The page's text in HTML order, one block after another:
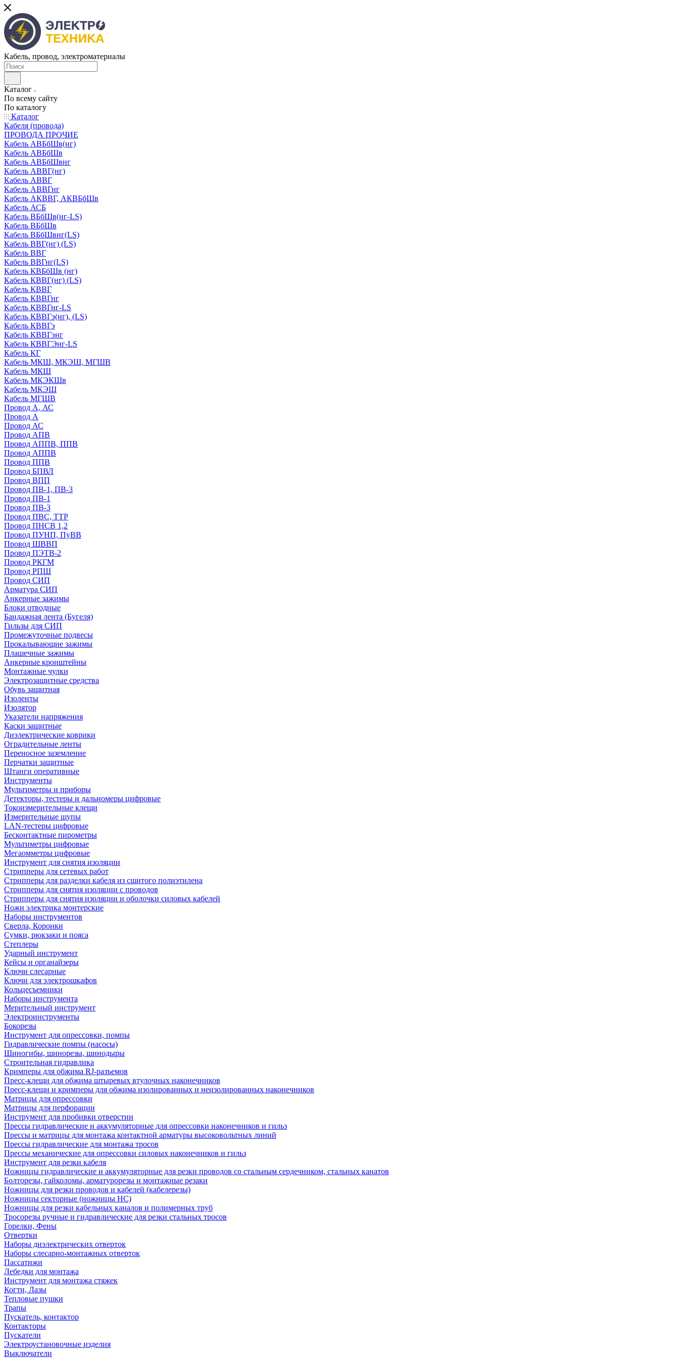
Кабель, провод, электроматериалы
Каталог
По всему сайту
По каталогу
Каталог
Кабеля (провода)
ПРОВОДА ПРОЧИЕ
Кабель АВБбШв(нг)
Кабель АВБбШв
Кабель АВБбШвнг
Кабель АВВГ(нг)
Кабель АВВГ
Кабель АВВГнг
Кабель АКВВГ, АКВБбШв
Кабель АСБ
Кабель ВБбШв(нг-LS)
Кабель ВБбШв
Кабель ВБбШвнг(LS)
Кабель ВВГ(нг) (LS)
Кабель ВВГ
Кабель ВВГнг(LS)
Кабель КВБбШв (нг)
Кабель КВВГ(нг) (LS)
Кабель КВВГ
Кабель КВВГнг
Кабель КВВГнг-LS
Кабель КВВГэ(нг), (LS)
Кабель КВВГэ
Кабель КВВГэнг
Кабель КВВГЭнг-LS
Кабель КГ
Кабель МКШ, МКЭШ, МГШВ
Кабель МКШ
Кабель МКЭКШв
Кабель МКЭШ
Кабель МГШВ
Провод А, АС
Провод А
Провод АС
Провод АПВ
Провод АППВ, ППВ
Провод АППВ
Провод ППВ
Провод БПВЛ
Провод ВПП
Провод ПВ-1, ПВ-3
Провод ПВ-1
Провод ПВ-3
Провод ПВС, ТТР
Провод ПНСВ 1,2
Провод ПУНП, ПуВВ
Провод ШВВП
Провод ПЭТВ-2
Провод РКГМ
Провод РПШ
Провод СИП
Арматура СИП
Анкерные зажимы
Блоки отводные
Бандажная лента (Бугеля)
Гильзы для СИП
Промежуточные подвесы
Прокалывающие зажимы
Плашечные зажимы
Анкерные кронштейны
Монтажные чулки
Электрозащитные средства
Обувь защитная
Изоленты
Изолятор
Указатели напряжения
Каски защитные
Диэлектрические коврики
Оградительные ленты
Переносное заземление
Перчатки защитные
Штанги оперативные
Инструменты
Мультиметры и приборы
Детекторы, тестеры и дальномеры цифровые
Токоизмерительные клещи
Измерительные щупы
LAN-тестеры цифровые
Бесконтактные пирометры
Мультиметры цифровые
Мегаомметры цифровые
Инструмент для снятия изоляции
Стрипперы для сетевых работ
Стрипперы для разделки кабеля из сшитого полиэтилена
Cтрипперы для снятия изоляции с проводов
Стрипперы для снятия изоляции и оболочки силовых кабелей
Ножи электрика монтерские
Наборы инструментов
Сверла, Коронки
Сумки, рюкзаки и пояса
Степлеры
Ударный инструмент
Кейсы и органайзеры
Ключи слесарные
Ключи для электрошкафов
Кольцесъемники
Наборы инструмента
Мерительный инструмент
Электроинструменты
Бокорезы
Инструмент для опрессовки, помпы
Гидравлические помпы (насосы)
Шиногибы, шинорезы, шинодыры
Строительная гидравлика
Кримперы для обжима RJ-разъемов
Пресс-клещи для обжима штыревых втулочных наконечников
Пресс-клещи и кримперы для обжима изолированных и неизолированных наконечников
Матрицы для опрессовки
Матрицы для перфорации
Инструмент для пробивки отверстии
Прессы гидравлические и аккумуляторные для опрессовки наконечников и гильз
Прессы и матрицы для монтажа контактной арматуры высоковольтных линий
Прессы гидравлические для монтажа тросов
Прессы механические для опрессовки силовых наконечников и гильз
Инструмент для резки кабеля
Ножницы гидравлические и аккумуляторные для резки проводов со стальным сердечником, стальных канатов
Болторезы, гайколомы, арматурорезы и монтажные резаки
Ножницы для резки проводов и кабелей (кабелерезы)
Ножницы секторные (ножницы НС)
Ножницы для резки кабельных каналов и полимерных труб
Тросорезы ручные и гидравлические для резки стальных тросов
Горелки, Фены
Отвертки
Наборы диэлектрических отверток
Наборы слесарно-монтажных отверток
Пассатижи
Лебедки для монтажа
Инструмент для монтажа стяжек
Когти, Лазы
Тепловые пушки
Трапы
Пускатель, контактор
Контакторы
Пускатели
Электроустановочные изделия
Выключатели